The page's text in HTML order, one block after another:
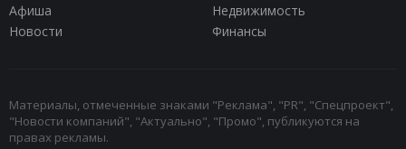
Афиша
Недвижимость
Новости
Финансы
Материалы, отмеченные знаками "Реклама", "PR", "Спецпроект",
"Новости компаний", "Актуально", "Промо", публикуются на
правах рекламы.